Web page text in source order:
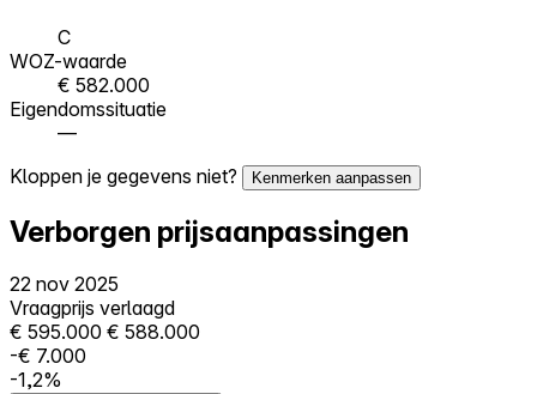
C
WOZ-waarde
€ 582.000
Eigendomssituatie
—
Kloppen je gegevens niet?
Kenmerken aanpassen
Verborgen prijsaanpassingen
22 nov 2025
Vraagprijs verlaagd
€ 595.000 € 588.000
-€ 7.000
-1,2%